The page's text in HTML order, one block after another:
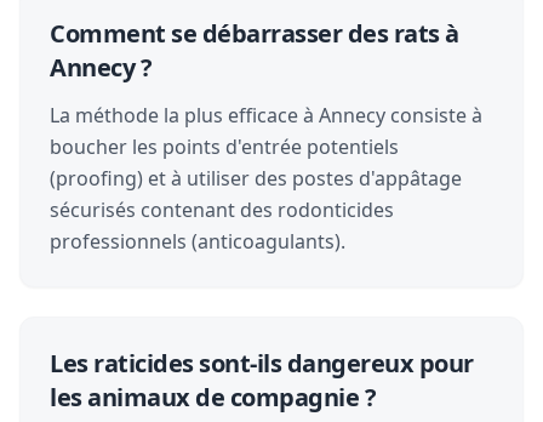
Comment se débarrasser des rats à
Annecy ?
La méthode la plus efficace à Annecy consiste à
boucher les points d'entrée potentiels
(proofing) et à utiliser des postes d'appâtage
sécurisés contenant des rodonticides
professionnels (anticoagulants).
Les raticides sont-ils dangereux pour
les animaux de compagnie ?